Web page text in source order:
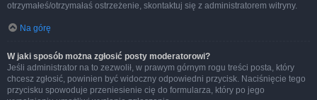
otrzymałeś/otrzymałaś ostrzeżenie, skontaktuj się z administratorem witryny.
Na górę
W jaki sposób można zgłosić posty moderatorowi?
Jeśli administrator na to zezwolił, w prawym górnym rogu treści posta, który
chcesz zgłosić, powinien być widoczny odpowiedni przycisk. Naciśnięcie tego
przycisku spowoduje przeniesienie cię do formularza, który po jego